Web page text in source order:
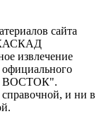
сайта
извлечение
ВОСТОК".
справочной, и ни в